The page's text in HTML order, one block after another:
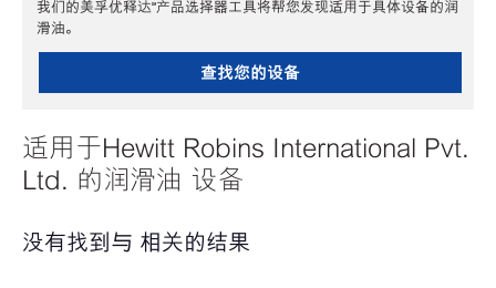
我们的美孚优释达℠产品选择器工具将帮您发现适用于具体设备的润
滑油。
查找您的设备
适用于Hewitt Robins International Pvt.
Ltd. 的润滑油 设备
没有找到与 相关的结果